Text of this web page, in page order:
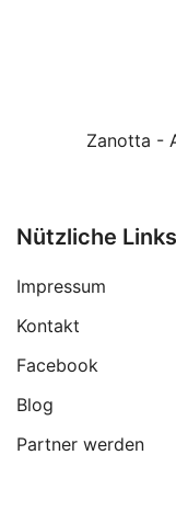
Zanotta -
Nützliche Links
Impressum
Kontakt
Facebook
Blog
Partner werden